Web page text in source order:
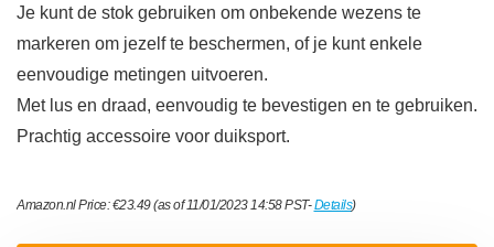
Je kunt de stok gebruiken om onbekende wezens te
markeren om jezelf te beschermen, of je kunt enkele
eenvoudige metingen uitvoeren.
Met lus en draad, eenvoudig te bevestigen en te gebruiken.
Prachtig accessoire voor duiksport.
Amazon.nl Price:€23.49(as of 11/01/2023 14:58 PST-Details)